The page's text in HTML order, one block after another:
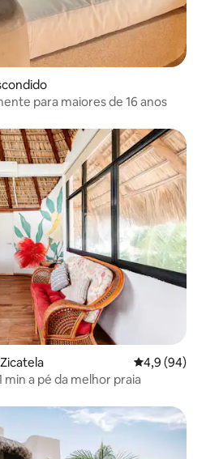
para maiores de 16 anos
4,9 de uma
4,9 (94)
min a pé da melhor praia